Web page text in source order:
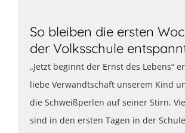
So bleiben die ersten
der Volksschule
„Jetzt beginnt der Ernst des Lebens“
liebe Verwandtschaft unserem Kind
die Schweißperlen auf seiner Stirn.
sind in den ersten Tagen in der